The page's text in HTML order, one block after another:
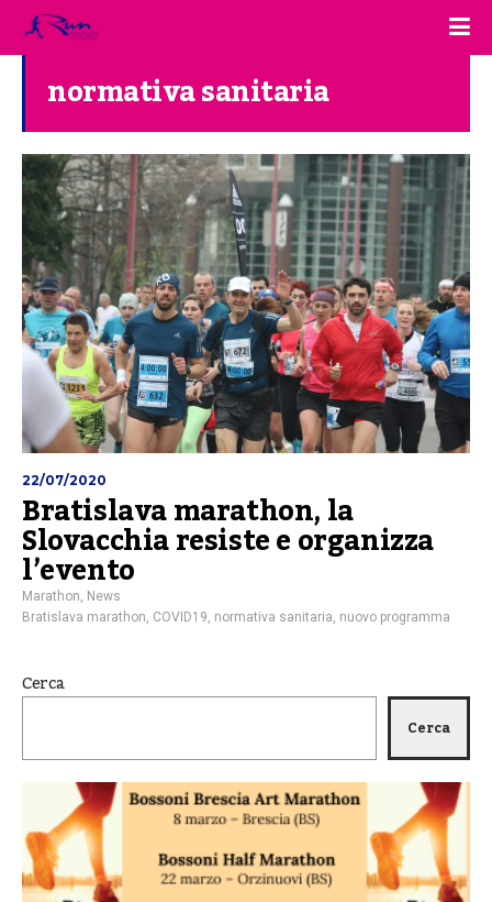
normativa sanitaria
22/07/2020
Bratislava marathon, la
Slovacchia resiste e organizza
l’evento
Marathon, News
Bratislava marathon, COVID19, normativa sanitaria, nuovo programma
Cerca
Cerca